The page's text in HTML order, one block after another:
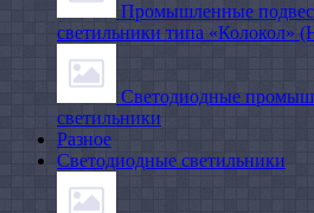
Промышленные
светильники типа «Колокол»
Светодиодные
светильники
Разное
Светодиодные светильники